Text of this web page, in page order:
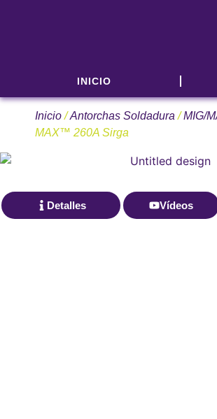
INICIO
Inicio/Antorchas Soldadura /MIG/
MAX™ 260A Sirga
Detalles Vídeos